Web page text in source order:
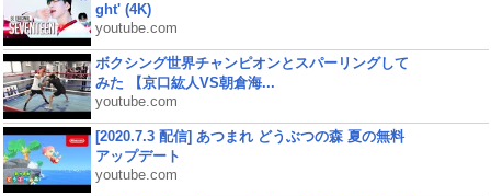
ght' (4K)
youtube.com
ボクシング世界チャンピオンとスパーリングして
みた 【京口紘人VS朝倉海...
youtube.com
[2020.7.3 配信] あつまれ どうぶつの森 夏の無料
アップデート
youtube.com